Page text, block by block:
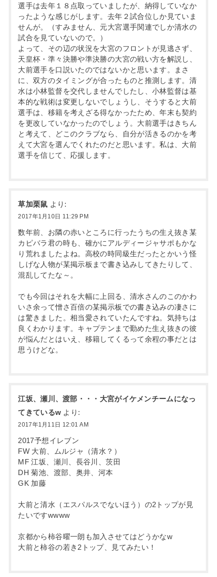
選手は去年１８点取っていましたが、納得していなか
ったような感じがします。去年２試合位しか見ていま
せんが。（すみません、元大宮選手関連でしか清水の
試合を見ていないので。）
よって、その辺の状況を大宮のフロントが見逃さず、
天皇杯・準々決勝や準決勝の大宮の戦い方を解説し、
大前選手を口説いたのではないかと思います。まさ
に、双方のタイミングが合ったものと推測します。清
水は小林監督を交代しませんでしたし、小林監督は基
本的な戦術は変更しないでしょうし、そうすると大前
選手は、移籍を考えざる得なかったため、年末も契約
を更改していなかったのでしょう。大前選手はきちん
と考えて、どこのクラブなら、自分が活きるのかを考
えて大宮を選んでくれたのだと思います。私は、大前
選手を信じて、応援します。
草加栗鼠 より:
2017年1月10日 11:29 PM
数年前、お隣の赤いところに行ったうちの生え抜き某
カピバラ君の時も、確かにアルディージャサポもかな
り荒れましたよね。高校の時同級生だったとかいう怪
しげな人物が某掲示板まで書き込みしてきたりして、
混乱してたな～。
でも今回はそれを大幅に上回る、清水さんのこのかわ
いさ余って憎さ百倍の某掲示板での書き込みの凄さに
は驚きました。相当愛されていたんですね。気持ちは
良くわかります。キャプテンまで勤めた生え抜きの彼
が悩んだとはいえ、移籍してくるって余程の事だとは
思うけどな。
江坂、瀬川、渡部・・・大宮がイケメンチームになっ
てきているw より:
2017年1月11日 12:01 AM
2017予想イレブン
FW 大前、ムルジャ（清水？）
MF 江坂、瀬川、長谷川、茨田
DH 菊池、渡部、奥井、河本
GK 加藤
大前と清水（エスパルスでないほう）の2トップが見
たいですwwww
京都から柿谷曜一朗も加入させてはどうかなw
大前と柿谷の若き2トップ、見てみたい！